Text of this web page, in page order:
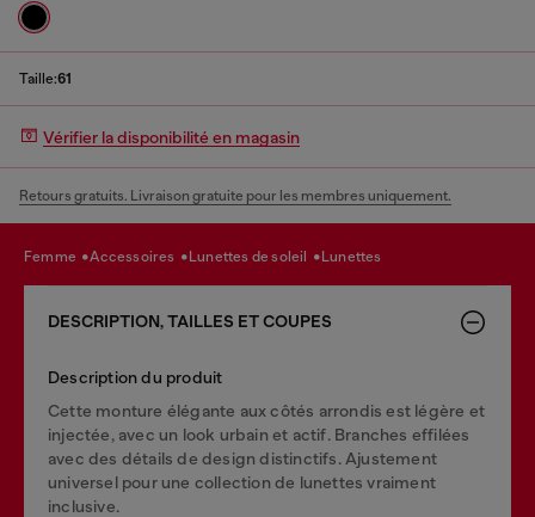
Taille:61
Vérifier la disponibilité en magasin
Retours gratuits. Livraison gratuite pour les membres uniquement.
femme accessoires lunettes de soleil lunettes
DESCRIPTION, TAILLES ET COUPES
Description du produit
Cette monture élégante aux côtés arrondis est légère et
injectée, avec un look urbain et actif. Branches effilées
avec des détails de design distinctifs. Ajustement
universel pour une collection de lunettes vraiment
inclusive.